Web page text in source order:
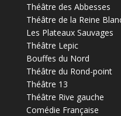
Théâtre des Abbesses
Théâtre de la Reine
Les Plateaux Sauvages
Théâtre Lepic
Bouffes du Nord
Théâtre du Rond-point
Théâtre 13
Théâtre Rive gauche
Comédie Française